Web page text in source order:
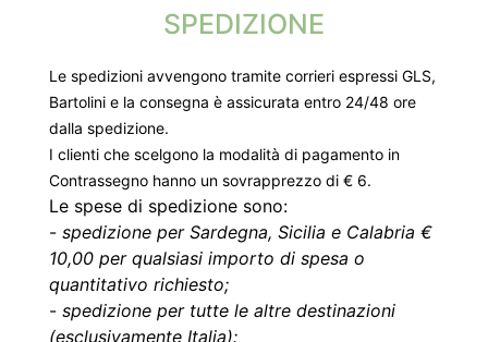
SPEDIZIONE
Le spedizioni avvengono tramite corrieri espressi GLS,
Bartolini e la consegna è assicurata entro 24/48 ore
dalla spedizione.
I clienti che scelgono la modalità di pagamento in
Contrassegno hanno un sovrapprezzo di € 6.
Le spese di spedizione sono:
- spedizione per Sardegna, Sicilia e Calabria €
10,00 per qualsiasi importo di spesa o
quantitativo richiesto;
- spedizione per tutte le altre destinazioni
(esclusivamente Italia):